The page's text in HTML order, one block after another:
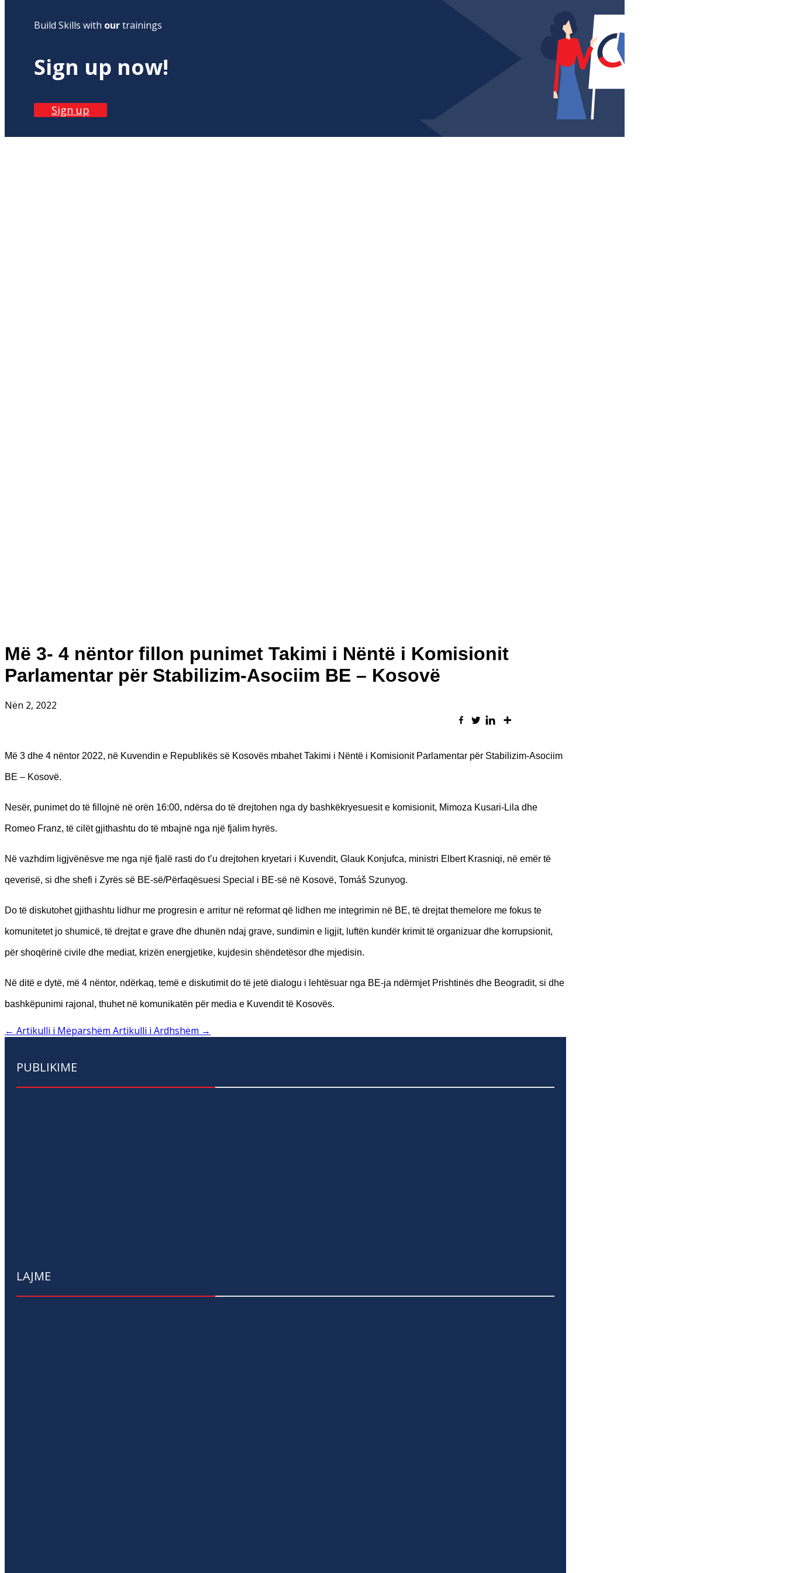
Build Skills with ourtrainings
Sign up now!
Sign up
Më 3- 4 nëntor fillon punimet Takimi i Nëntë i Komisionit
Parlamentar për Stabilizim-Asociim BE – Kosovë
Nën 2, 2022
Më 3 dhe 4 nëntor 2022, në Kuvendin e Republikës së Kosovës mbahet Takimi i Nëntë i Komisionit Parlamentar për Stabilizim-Asociim
BE – Kosovë.
Nesër, punimet do të fillojnë në orën 16:00, ndërsa do të drejtohen nga dy bashkëkryesuesit e komisionit, Mimoza Kusari-Lila dhe
Romeo Franz, të cilët gjithashtu do të mbajnë nga një fjalim hyrës.
Në vazhdim ligjvënësve me nga një fjalë rasti do t’u drejtohen kryetari i Kuvendit, Glauk Konjufca, ministri Elbert Krasniqi, në emër të
qeverisë, si dhe shefi i Zyrës së BE-së/Përfaqësuesi Special i BE-së në Kosovë, Tomáš Szunyog.
Do të diskutohet gjithashtu lidhur me progresin e arritur në reformat që lidhen me integrimin në BE, të drejtat themelore me fokus te
komunitetet jo shumicë, të drejtat e grave dhe dhunën ndaj grave, sundimin e ligjit, luftën kundër krimit të organizuar dhe korrupsionit,
për shoqërinë civile dhe mediat, krizën energjetike, kujdesin shëndetësor dhe mjedisin.
Në ditë e dytë, më 4 nëntor, ndërkaq, temë e diskutimit do të jetë dialogu i lehtësuar nga BE-ja ndërmjet Prishtinës dhe Beogradit, si dhe
bashkëpunimi rajonal, thuhet në komunikatën për media e Kuvendit të Kosovës.
← Artikulli i Mëparshëm Artikulli i Ardhshëm →
PUBLIKIME
LAJME